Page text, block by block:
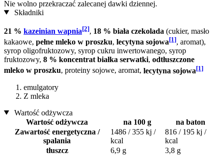
Nie wolno przekraczać zalecanej dawki dziennej.
Składniki
21 % kazeinian wapnia[2], 18 % biała czekolada (cukier, masło
kakaowe, pełne mleko w proszku, lecytyna sojowa[1], aromat),
syrop oligofruktozowy, syrop cukru inwertowanego, syrop
fruktozowy, 8 % koncentrat białka serwatki, odtłuszczone
mleko w proszku, proteiny sojowe, aromat, lecytyna sojowa[1]
emulgatory
Z mleka
Wartość odżywcza
Wartość odżywcza
na 100 g
na baton
Zawartość energetyczna /
spalania
1486 / 355 kj /
kcal
816 / 195 kj /
kcal
tłuszcz
6,9 g
3,8 g